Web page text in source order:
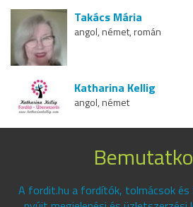
Takács Mária
angol, német, román
Katharina Kellig
angol, német
A fordit.hu a fordítók, tolmácsok